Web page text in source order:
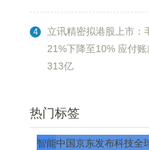
4
立讯精密拟港股上市：
21%下降至10% 应付
313亿
热门标签
智能中国京东发布科技全